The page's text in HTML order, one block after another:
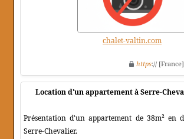
chalet-valtin.com
https://
Location d'un appartement à Serre-
Présentation d'un appartement de 38m² en
Serre-Chevalier.